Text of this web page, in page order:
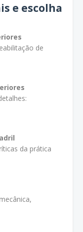
e escolha
de
da prática